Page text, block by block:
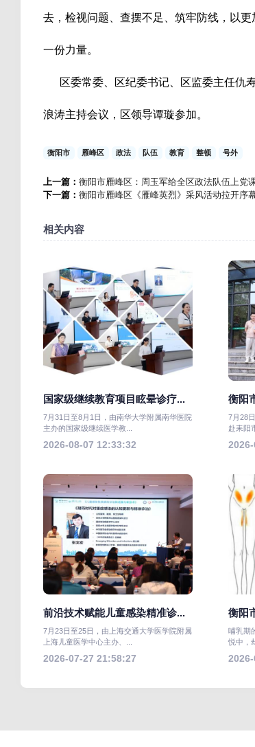
去，检视问题、查摆不足、筑牢防线，以
一份力量。
区委常委、区纪委书记、区监委主任仇
浪涛主持会议，区领导谭璇参加。
衡阳市 雁峰区 政法 队伍 教育 整顿 号外
上一篇： 衡阳市雁峰区：周玉军给全区政法队伍上党
下一篇： 衡阳市雁峰区《雁峰英烈》采风活动拉开序
相关内容
国家级继续教育项目眩晕诊疗...
7月31日至8月1日，由南华大学附属南华医院
主办的国家级继续医学教...
2026-08-07 12:33:32
衡阳
7月28
赴耒阳
前沿技术赋能儿童感染精准诊...
7月23日至25日，由上海交通大学医学院附属
上海儿童医学中心主办、...
2026-07-27 21:58:27
衡阳
哺乳期
悦中，